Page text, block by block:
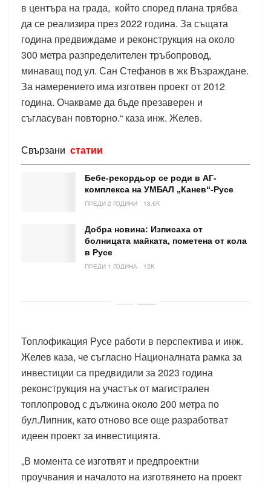
в центъра на града, който според плана трябва
да се реализира през 2022 година. За същата
година предвиждаме и реконструкция на около
300 метра разпределителен тръбопровод,
минаващ под ул. Сан Стефанов в жк Възраждане.
За намерението има изготвен проект от 2012
година. Очакваме да бъде презаверен и
съгласуван повторно.“ каза инж. Желев.
Свързани статии
Бебе-рекордьор се роди в АГ-
комплекса на УМБАЛ „Канев“-Русе
ПРЕДИ 2 ГОДИНИ 18.6K
Добра новина: Изписаха от
болницата майката, пометена от кола
в Русе
ПРЕДИ 1 ГОДИНА 12K
Топлофикация Русе работи в перспектива и инж.
Желев каза, че съгласно Националната рамка за
инвестиции са предвидили за 2023 година
реконструкция на участък от магистрален
топлопровод с дължина около 200 метра по
бул.Липник, като отново все още разработват
идеен проект за инвестицията.
„В момента се изготвят и предпроектни
проучвания и началото на изготвянето на проект